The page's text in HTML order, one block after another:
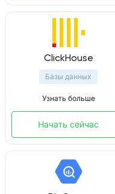
ClickHouse
Базы данных
Узнать больше
Начать сейчас